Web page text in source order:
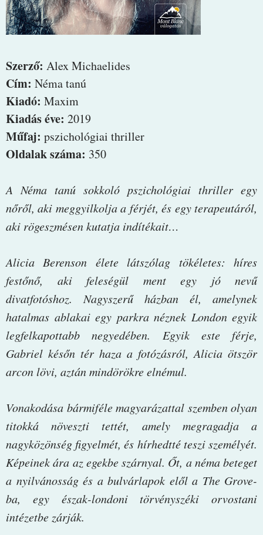
Szerző: Alex Michaelides
Cím: Néma tanú
Kiadó: Maxim
Kiadás éve: 2019
Műfaj: pszichológiai thriller
Oldalak száma: 350
A ​Néma tanú sokkoló pszichológiai thriller egy
nőről, aki meggyilkolja a férjét, és egy terapeutáról,
aki rögeszmésen kutatja indítékait…
Alicia Berenson élete látszólag tökéletes: híres
festőnő, aki feleségül ment egy jó nevű
divatfotóshoz. Nagyszerű házban él, amelynek
hatalmas ablakai egy parkra néznek London egyik
legfelkapottabb negyedében. Egyik este férje,
Gabriel későn tér haza a fotózásról, Alicia ötször
arcon lövi, aztán mindörökre elnémul.
Vonakodása bármiféle magyarázattal szemben olyan
titokká növeszti tettét, amely megragadja a
nagyközönség figyelmét, és hírhedtté teszi személyét.
Képeinek ára az egekbe szárnyal. Őt, a néma beteget
a nyilvánosság és a bulvárlapok elől a The Grove-
ba, egy észak-londoni törvényszéki orvostani
intézetbe zárják.